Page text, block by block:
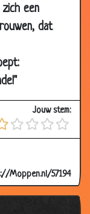
een
dat
Jouw stem:
Moppen.nl/57194
3.78